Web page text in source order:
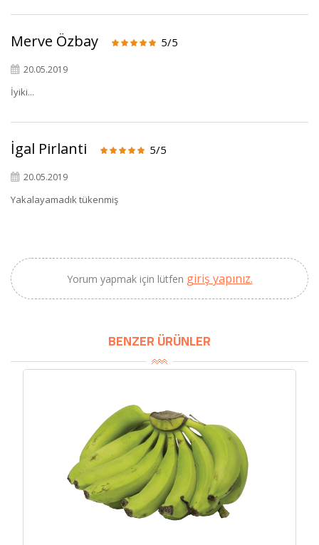
Merve Özbay 5/5
20.05.2019
İyiki...
İgal Pirlanti 5/5
20.05.2019
Yakalayamadık tükenmiş
Yorum yapmak için lütfen giriş yapınız.
BENZER ÜRÜNLER